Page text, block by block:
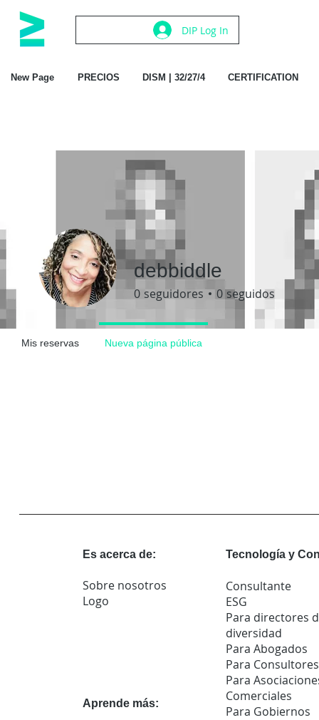
DIP Log In
New Page PRECIOS DISM | 32/27/4 CERTIFICATION
debbiddle
0 seguidores 0 seguidos
Mis reservas Nueva página pública
Es acerca de:
Sobre nosotros
Logo
Aprende más:
Tecnología y
Consultante
ESG
Para directores
diversidad
Para Abogados
Para Consultores
Para
Comerciales
Para Gobiernos